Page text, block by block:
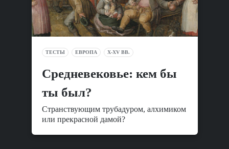
ТЕСТЫ ЕВРОПА X-XV ВВ.
Средневековье: кем бы
ты был?
Странствующим трубадуром, алхимиком
или прекрасной дамой?